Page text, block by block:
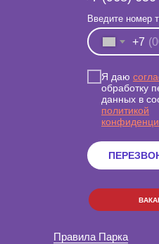
Введите номер
+7
Я даю
обработку
данных в
политикой
Правила Парка